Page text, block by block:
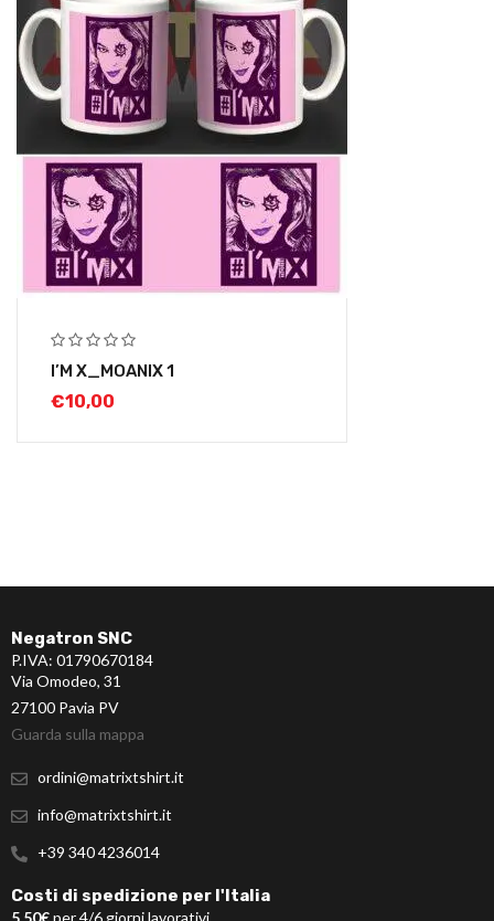
I’M X_MOANIX 1
€10,00
Negatron SNC
P.IVA: 01790670184
Via Omodeo, 31
27100 Pavia PV
Guarda sulla mappa
ordini@matrixtshirt.it
info@matrixtshirt.it
+39 340 4236014
Costi di spedizione per l'Italia